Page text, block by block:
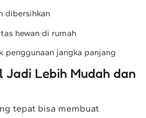
dibersihkan
hewan di rumah
penggunaan jangka panjang
Jadi Lebih Mudah dan
tepat bisa membuat